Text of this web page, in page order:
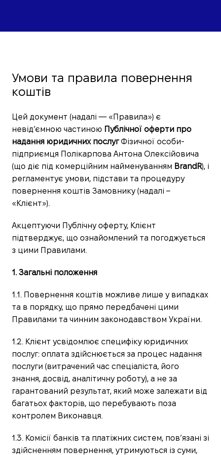
Умови та правила повернення
коштів
Цей документ (надалі — «Правила») є
невід’ємною частиною Публічної оферти про
надання юридичних послугФізичної особи-
підприємця Полікарпова Антона Олексійовича
(що діє під комерційним найменуванням BrandR), і
регламентує умови, підстави та процедуру
повернення коштів Замовнику (надалі –
«Клієнт»).
Акцептуючи Публічну оферту, Клієнт
підтверджує, що ознайомлений та погоджується
з цими Правилами.
1. Загальні положення
1.1. Повернення коштів можливе лише у випадках
та в порядку, що прямо передбачені цими
Правилами та чинним законодавством України.
1.2. Клієнт усвідомлює специфіку юридичних
послуг: оплата здійснюється за процес надання
послуги (витрачений час спеціаліста, його
знання, досвід, аналітичну роботу), а не за
гарантований результат, який може залежати від
багатьох факторів, що перебувають поза
контролем Виконавця.
1.3. Комісії банків та платіжних систем, пов’язані зі
здійсненням повернення, утримуються із суми,